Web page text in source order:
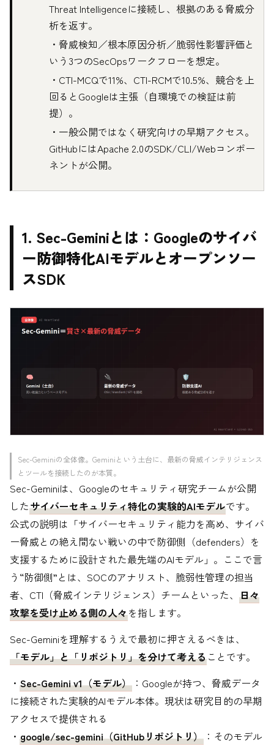
Threat Intelligenceに接続し、根拠のある脅威分
析を返す。
・脅威検知／根本原因分析／脆弱性影響評価と
いう3つのSecOpsワークフローを想定。
・CTI-MCQで11%、CTI-RCMで10.5%、競合を上
回るとGoogleは主張（自環境での検証は前
提）。
・一般公開ではなく研究向けの早期アクセス。
GitHubにはApache 2.0のSDK/CLI/Webコンポー
ネントが公開。
1. Sec-Geminiとは：Googleのサイバ
ー防御特化AIモデルとオープンソー
スSDK
Sec-Geminiの全体像。Geminiという土台に、最新の脅威インテリジェンス
とツールを接続したのが本質。
Sec-Geminiは、Googleのセキュリティ研究チームが公開
したサイバーセキュリティ特化の実験的AIモデルです。
公式の説明は「サイバーセキュリティ能力を高め、サイバ
ー脅威との絶え間ない戦いの中で防御側（defenders）を
支援するために設計された最先端のAIモデル」。ここで言
う“防御側”とは、SOCのアナリスト、脆弱性管理の担当
者、CTI（脅威インテリジェンス）チームといった、 日々
攻撃を受け止める側の人々を指します。
Sec-Geminiを理解するうえで最初に押さえるべきは、
「モデル」と「リポジトリ」を分けて考えることです。
・ Sec-Gemini v1（モデル） ：Googleが持つ、脅威データ
に接続された実験的AIモデル本体。現状は研究目的の早期
アクセスで提供される
・ google/sec-gemini（GitHubリポジトリ） ：そのモデル